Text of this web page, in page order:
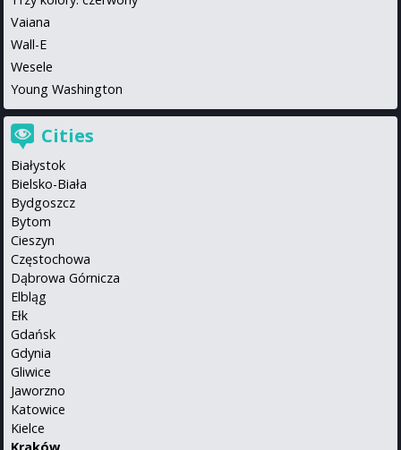
Vaiana
Wall-E
Wesele
Young Washington
Cities
Białystok
Bielsko-Biała
Bydgoszcz
Bytom
Cieszyn
Częstochowa
Dąbrowa Górnicza
Elbląg
Ełk
Gdańsk
Gdynia
Gliwice
Jaworzno
Katowice
Kielce